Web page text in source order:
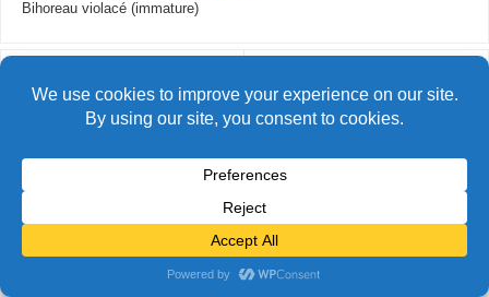
Bihoreau violacé (immature)
© Alain Bidart (2026) - Tous droits réservés
FIÈREMENT PROPULSÉ PARPARABOLA